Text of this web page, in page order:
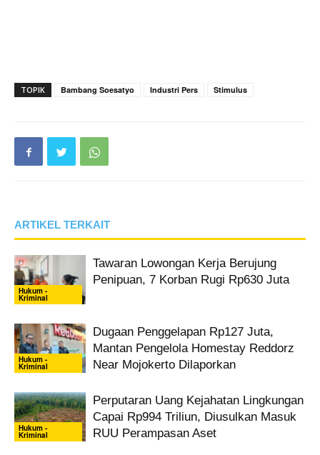
TOPIK Bambang Soesatyo Industri Pers Stimulus
ARTIKEL TERKAIT
Hukum -
Kriminal
Tawaran Lowongan Kerja Berujung
Penipuan, 7 Korban Rugi Rp630 Juta
Hukum -
Kriminal
Dugaan Penggelapan Rp127 Juta,
Mantan Pengelola Homestay Reddorz
Near Mojokerto Dilaporkan
Hukum -
Kriminal
Perputaran Uang Kejahatan Lingkungan
Capai Rp994 Triliun, Diusulkan Masuk
RUU Perampasan Aset